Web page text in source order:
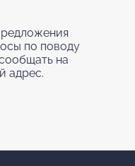
по поводу
на
адрес.